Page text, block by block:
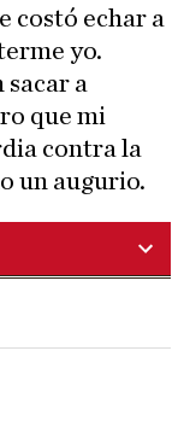
costó echar a
yo.
sacar a
que mi
contra la
un augurio.